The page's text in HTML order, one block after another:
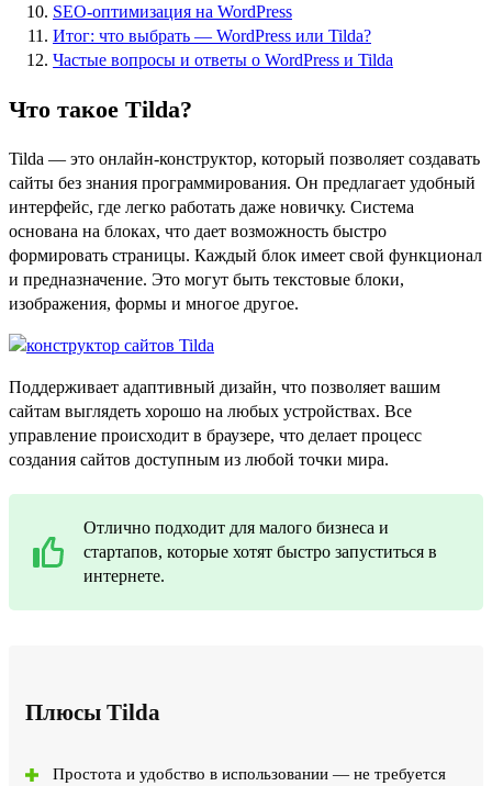
SEO-оптимизация на WordPress
Итог: что выбрать — WordPress или Tilda?
Частые вопросы и ответы о WordPress и Tilda
Что такое Tilda?
Tilda — это онлайн-конструктор, который позволяет создавать
сайты без знания программирования. Он предлагает удобный
интерфейс, где легко работать даже новичку. Система
основана на блоках, что дает возможность быстро
формировать страницы. Каждый блок имеет свой функционал
и предназначение. Это могут быть текстовые блоки,
изображения, формы и многое другое.
Поддерживает адаптивный дизайн, что позволяет вашим
сайтам выглядеть хорошо на любых устройствах. Все
управление происходит в браузере, что делает процесс
создания сайтов доступным из любой точки мира.
Отлично подходит для малого бизнеса и
стартапов, которые хотят быстро запуститься в
интернете.
Плюсы Tilda
Простота и удобство в использовании — не требуется